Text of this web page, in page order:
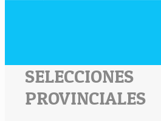
SELECCIONES
PROVINCIALES